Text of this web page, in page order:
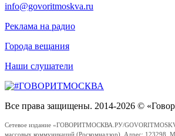
info@govoritmoskva.ru
Реклама на радио
Города вещания
Наши слушатели
Все права защищены. 2014-2026 ©
Сетевое издание «ГОВОРИТМОСКВА.РУ/
массовых коммуникаций (Роскомнадзор). Адрес: 123298,